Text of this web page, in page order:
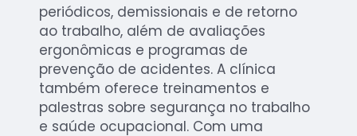
periódicos, demissionais e de retorno
ao trabalho, além de avaliações
ergonômicas e programas de
prevenção de acidentes. A clínica
também oferece treinamentos e
palestras sobre segurança no trabalho
e saúde ocupacional. Com uma